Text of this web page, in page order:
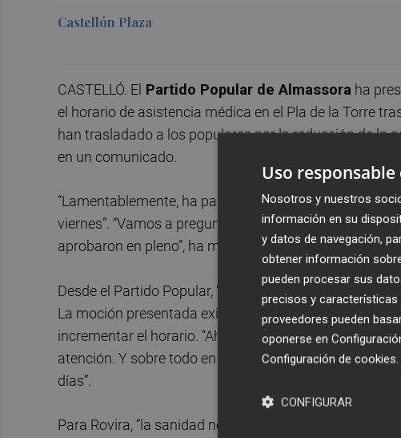
Castellón Plaza
CASTELLÓ. El Partido Popular de Almassora ha
el horario de asistencia médica en el Pla de la Torre
han trasladado a los populares por la reducción de la
en un comunicado.
“Lamentablemente, ha pasado un mes desde aquel
viernes”. “Vamos a preguntar al PSOE qué han
aprobaron en pleno”, ha manifestado la concejala del
Desde el Partido Popular, “defendimos en pleno la
La moción presentada exigía no solo ampliar el
incrementar el horario. “Ahora los vecinos se quejan
atención. Y sobre todo en semanas como esta, con
días”.
Para Rovira, “la sanidad no debería ser objeto de
Uso responsable
Nosotros y nuestros
información en su
y datos de navegación,
obtener información
pueden procesar sus
precisos y características
proveedores pueden
oponerse en
Configuración de cookies.
CONFIGURAR